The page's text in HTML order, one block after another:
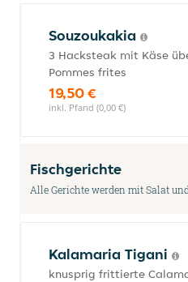
Souzoukakia
3 Hacksteak mit Käse
Pommes frites
19,50 €
inkl. Pfand (0,00 €)
Fischgerichte
Alle Gerichte werden mit Salat
Kalamaria Tigani
knusprig frittierte